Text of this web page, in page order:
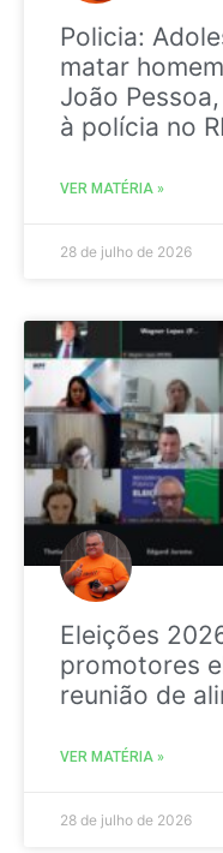
Policia:
matar
João
à polícia no
VER MATÉRIA »
28 de julho de 2026
Eleições
promotores
reunião de
VER MATÉRIA »
28 de julho de 2026